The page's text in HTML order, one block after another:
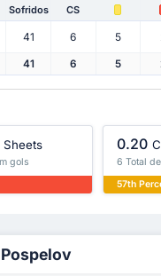
Sofridos CS
41 6 5
41 6 5
Sheets
gols
0.20
6 Total
57th